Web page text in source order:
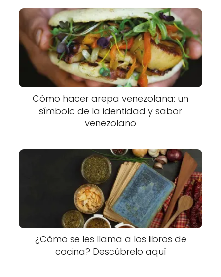
Cómo hacer arepa venezolana: un
símbolo de la identidad y sabor
venezolano
¿Cómo se les llama a los libros de
cocina? Descúbrelo aquí